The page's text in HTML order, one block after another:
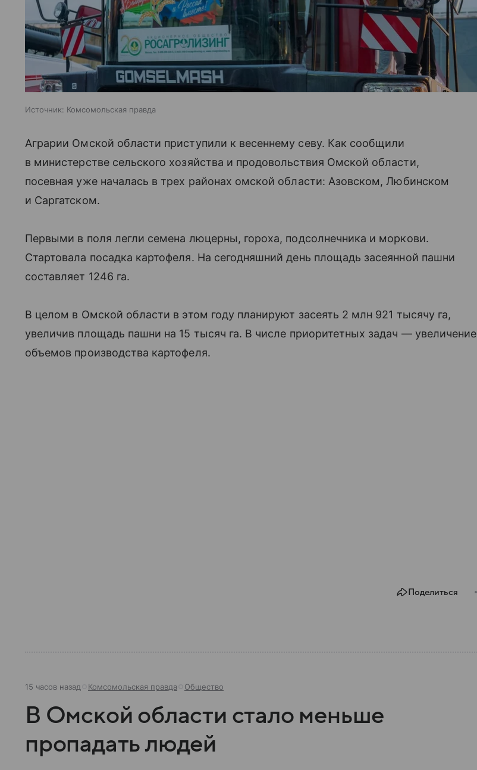
Источник: Комсомольская правда
Аграрии Омской области приступили к весеннему севу. Как сообщили
в министерстве сельского хозяйства и продовольствия Омской области,
посевная уже началась в трех районах омской области: Азовском, Любинском
и Саргатском.
Первыми в поля легли семена люцерны, гороха, подсолнечника и моркови.
Стартовала посадка картофеля. На сегодняшний день площадь засеянной пашни
составляет 1246 га.
В целом в Омской области в этом году планируют засеять 2 млн 921 тысячу га,
увеличив площадь пашни на 15 тысяч га. В числе приоритетных задач — увеличение
объемов производства картофеля.
Поделиться
15 часов назад Комсомольская правда Общество
В Омской области стало меньше
пропадать людей